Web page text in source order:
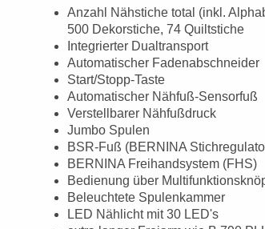
Anzahl Nähstiche total (inkl.
500 Dekorstiche, 74 Quiltstiche
Integrierter Dualtransport
Automatischer Fadenabschneider
Start/Stopp-Taste
Automatischer Nähfuß-Sensorfuß
Verstellbarer Nähfußdruck
Jumbo Spulen
BSR-Fuß (BERNINA
BERNINA Freihandsystem (FHS)
Bedienung über
Beleuchtete Spulenkammer
LED Nählicht mit 30 LED's